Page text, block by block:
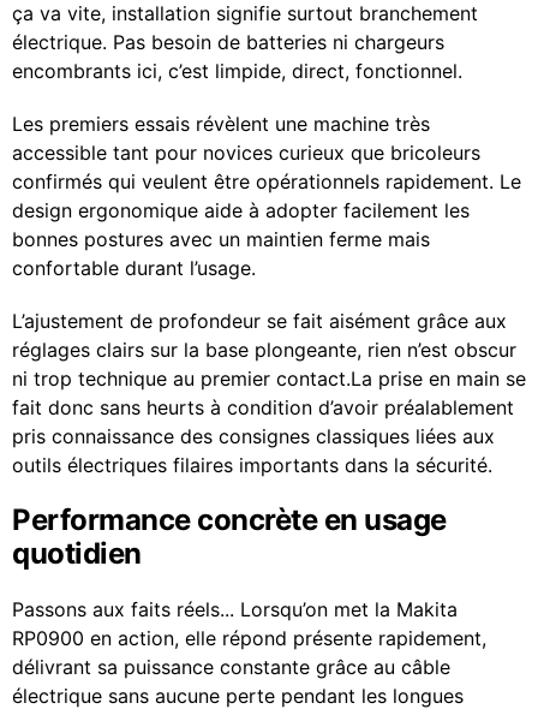
ça va vite, installation signifie surtout branchement
électrique. Pas besoin de batteries ni chargeurs
encombrants ici, c’est limpide, direct, fonctionnel.
Les premiers essais révèlent une machine très
accessible tant pour novices curieux que bricoleurs
confirmés qui veulent être opérationnels rapidement. Le
design ergonomique aide à adopter facilement les
bonnes postures avec un maintien ferme mais
confortable durant l’usage.
L’ajustement de profondeur se fait aisément grâce aux
réglages clairs sur la base plongeante, rien n’est obscur
ni trop technique au premier contact.La prise en main se
fait donc sans heurts à condition d’avoir préalablement
pris connaissance des consignes classiques liées aux
outils électriques filaires importants dans la sécurité.
Performance concrète en usage
quotidien
Passons aux faits réels... Lorsqu’on met la Makita
RP0900 en action, elle répond présente rapidement,
délivrant sa puissance constante grâce au câble
électrique sans aucune perte pendant les longues